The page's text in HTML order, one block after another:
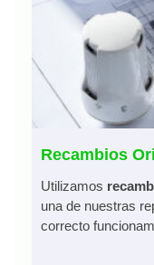
Recambios
Utilizamos
una de nuestras
correcto